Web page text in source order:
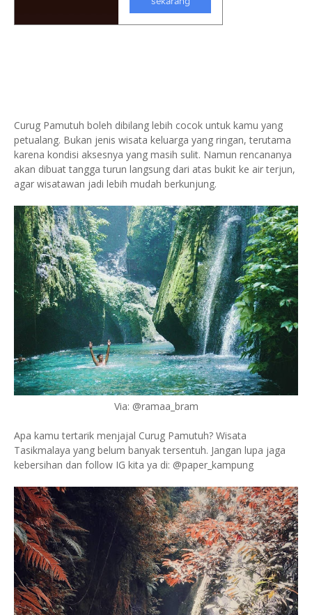
Curug Pamutuh boleh dibilang lebih cocok untuk kamu yang
petualang. Bukan jenis wisata keluarga yang ringan, terutama
karena kondisi aksesnya yang masih sulit. Namun rencananya
akan dibuat tangga turun langsung dari atas bukit ke air terjun,
agar wisatawan jadi lebih mudah berkunjung.
Via: @ramaa_bram
Apa kamu tertarik menjajal Curug Pamutuh? Wisata
Tasikmalaya yang belum banyak tersentuh. Jangan lupa jaga
kebersihan dan follow IG kita ya di: @paper_kampung